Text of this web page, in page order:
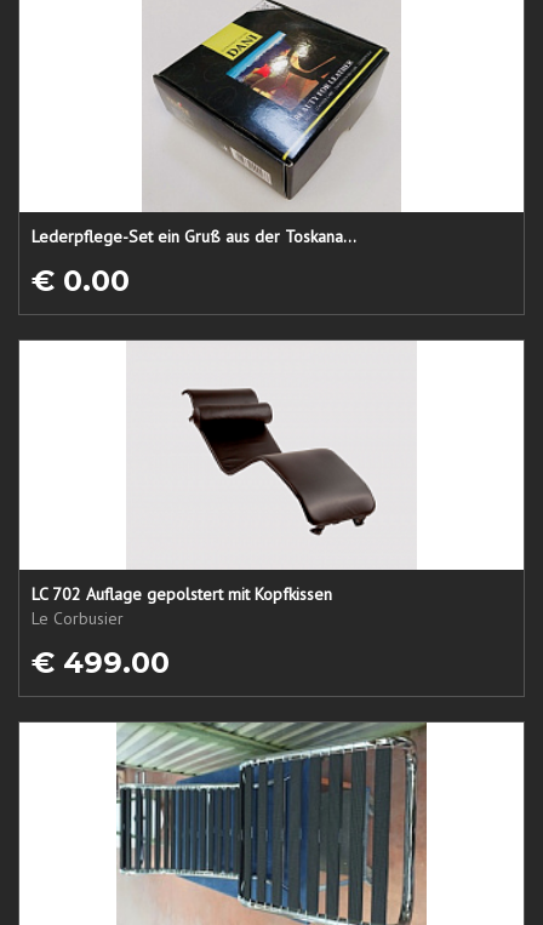
Lederpflege-Set ein Gruß aus der Toskana...
€ 0.00
LC 702 Auflage gepolstert mit Kopfkissen
Le Corbusier
€ 499.00